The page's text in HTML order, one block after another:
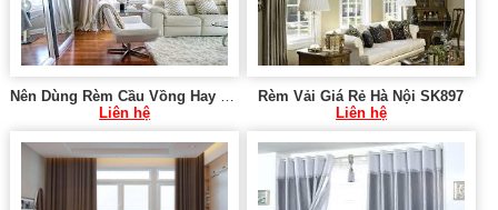
Nên Dùng Rèm Cầu Vồng Hay Rèm Vải Cho Phòng Khách SK684
Liên hệ
Rèm Vải Giá Rẻ Hà Nội SK897
Liên hệ